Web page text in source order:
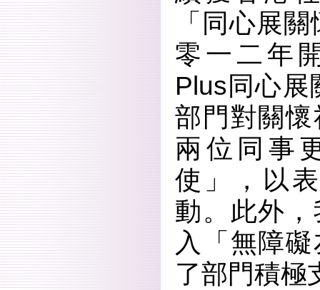
「同心展
零一二年
Plus同心展
部門對關
兩位同事
使」，以
動。此外
入「無障
了部門積極